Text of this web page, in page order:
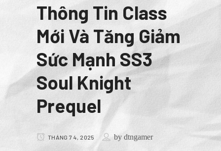
Thông Tin Class
Mới Và Tăng Giảm
Sức Mạnh SS3
Soul Knight
Prequel
THÁNG 7 4, 2025 by dtngamer